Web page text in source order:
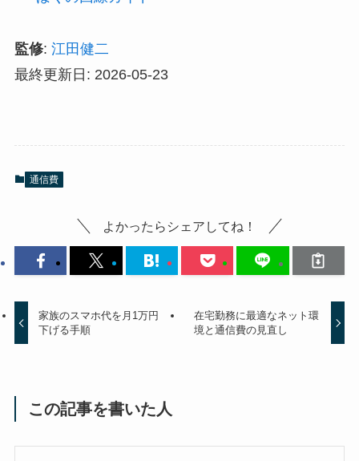
監修: 江田健二
最終更新日: 2026-05-23
通信費
よかったらシェアしてね！
家族のスマホ代を月1万円
下げる手順
在宅勤務に最適なネット環
境と通信費の見直し
この記事を書いた人